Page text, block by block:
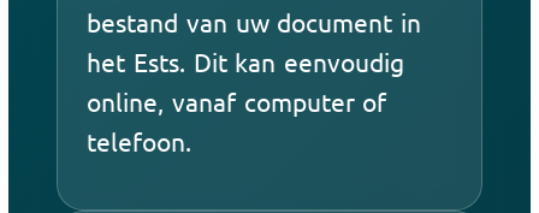
bestand van uw document in
het Ests. Dit kan eenvoudig
online, vanaf computer of
telefoon.